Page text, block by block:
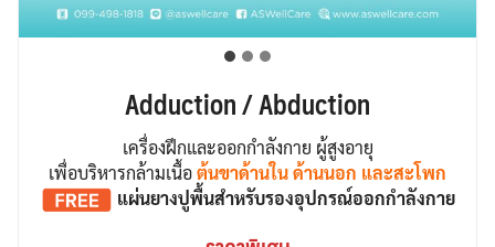
Adduction / Abduction
เครื่องฝึกและออกกำลังกาย ผู้สูงอายุ
เพื่อบริหารกล้ามเนื้อต้นขาด้านใน ด้านนอก และสะโพก
แผ่นยางปูพื้นสำหรับรองอุปกรณ์ออกกำลังกาย